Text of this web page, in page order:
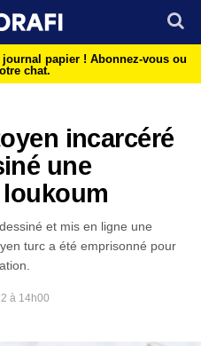
papier ! Abonnez-vous ou
chat.
incarcéré
une
loukoum
et mis en ligne une
turc a été emprisonné pour
à 14h00